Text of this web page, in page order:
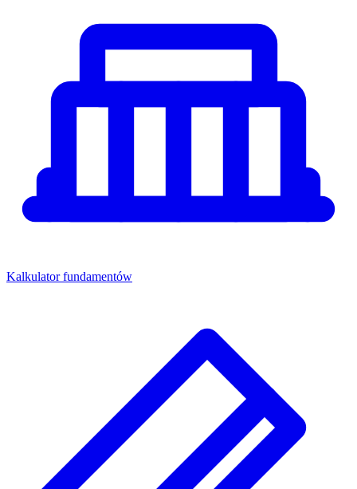
Kalkulator fundamentów